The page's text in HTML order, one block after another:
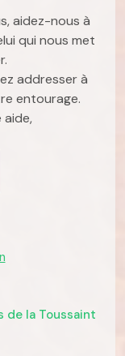
aidez-nous à
qui nous met
addresser à
entourage.
de la Toussaint